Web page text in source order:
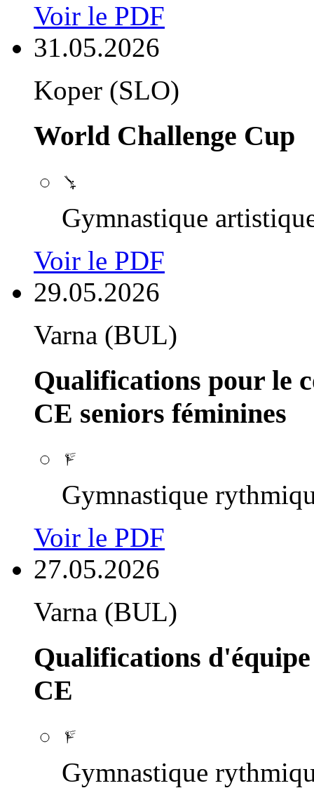
Voir le PDF
31.05.2026
Koper (SLO)
World Challenge Cup
Gymnastique
Voir le PDF
29.05.2026
Varna (BUL)
Qualifications pour le
CE seniors féminines
Gymnastique
Voir le PDF
27.05.2026
Varna (BUL)
Qualifications
CE
Gymnastique